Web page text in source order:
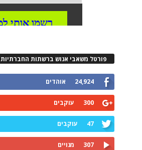
פורטל משאבי אנוש ברשתות החברתיות
24,924 אוהדים
300 עוקבים
47 עוקבים
307 מנויים